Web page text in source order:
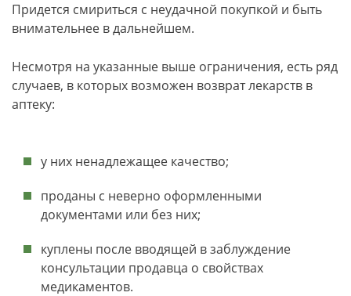
Придется смириться с неудачной покупкой и быть
внимательнее в дальнейшем.
Несмотря на указанные выше ограничения, есть ряд
случаев, в которых возможен возврат лекарств в
аптеку:
у них ненадлежащее качество;
проданы с неверно оформленными
документами или без них;
куплены после вводящей в заблуждение
консультации продавца о свойствах
медикаментов.